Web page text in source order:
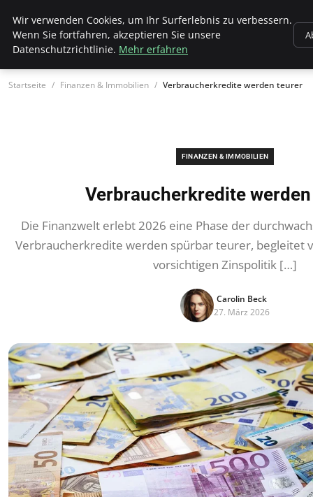
Wk Institut
Startseite Finanzen & Immobilien Verbraucherkredite werden teurer
FINANZEN & IMMOBILIEN
Verbraucherkredite
Die Finanzwelt erlebt 2026 eine Phase der
Verbraucherkredite werden spürbar teurer, begleitet
vorsichtigen Zinspolitik […]
Carolin Beck
27. März 2026
Wir verwenden Cookies, um Ihr Surferlebnis zu verbessern.
Wenn Sie fortfahren, akzeptieren Sie unsere
Datenschutzrichtlinie. Mehr erfahren